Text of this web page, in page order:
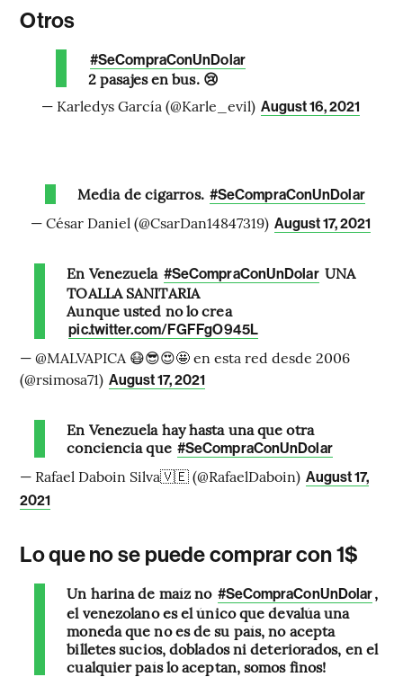
Otros
#SeCompraConUnDolar
2 pasajes en bus. 😢
— Karledys García (@Karle_evil) August 16, 2021
Media de cigarros. #SeCompraConUnDolar
— César Daniel (@CsarDan14847319) August 17, 2021
En Venezuela #SeCompraConUnDolar UNA
TOALLA SANITARIA
Aunque usted no lo crea
pic.twitter.com/FGFFgO945L
— @MALVAPICA 😷😎😍🤩 en esta red desde 2006
(@rsimosa71) August 17, 2021
En Venezuela hay hasta una que otra
conciencia que #SeCompraConUnDolar
— Rafael Daboin Silva🇻🇪 (@RafaelDaboin) August 17,
2021
Lo que no se puede comprar con 1$
Un harina de maíz no #SeCompraConUnDolar,
el venezolano es el único que devalúa una
moneda que no es de su país, no acepta
billetes sucios, doblados ni deteriorados, en el
cualquier país lo aceptan, somos finos!